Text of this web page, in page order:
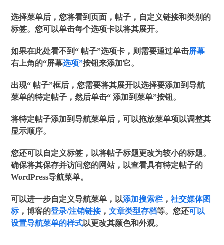
选择菜单后，您将看到页面，帖子，自定义链接和类别的
标签。您可以单击每个选项卡以将其展开。
如果在此处看不到“帖子”选项卡，则需要通过单击屏幕
右上角的“屏幕选项”按钮来添加它。
出现“帖子”框后，您需要将其展开以选择要添加到导航
菜单的特定帖子，然后单击“添加到菜单”按钮。
将特定帖子添加到导航菜单后，可以拖放菜单项以调整其
显示顺序。
您还可以自定义标签，以将帖子标题更改为较小的标题。
确保将其保存并访问您的网站，以查看具有特定帖子的
WordPress导航菜单。
可以进一步自定义导航菜单，以添加搜索栏 ，社交媒体图
标，博客的登录/注销链接，文章类型存档等。您还可以
设置导航菜单的样式以更改其颜色和外观。